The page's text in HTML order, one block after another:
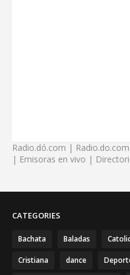
Radio.dó.com |
| Emisoras en vivo |
CATEGORIES
Bachata Baladas
Cristiana dance